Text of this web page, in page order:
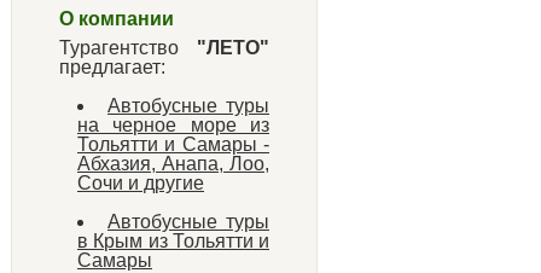
О компании
Турагентство "ЛЕТО"
предлагает:
Автобусные туры
на черное море из
Тольятти и Самары -
Абхазия, Анапа, Лоо,
Сочи и другие
Автобусные туры
в Крым из Тольятти и
Самары